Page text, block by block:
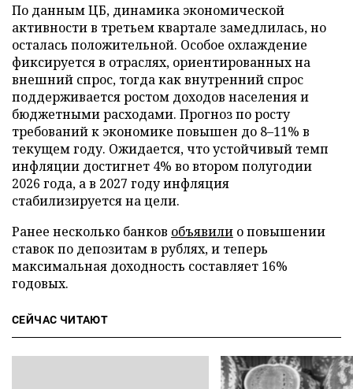
По данным ЦБ, динамика экономической
активности в третьем квартале замедлилась, но
осталась положительной. Особое охлаждение
фиксируется в отраслях, ориентированных на
внешний спрос, тогда как внутренний спрос
поддерживается ростом доходов населения и
бюджетными расходами. Прогноз по росту
требований к экономике повышен до 8–11% в
текущем году. Ожидается, что устойчивый темп
инфляции достигнет 4% во втором полугодии
2026 года, а в 2027 году инфляция
стабилизируется на цели.
Ранее несколько банков объявили о повышении
ставок по депозитам в рублях, и теперь
максимальная доходность составляет 16%
годовых.
СЕЙЧАС ЧИТАЮТ